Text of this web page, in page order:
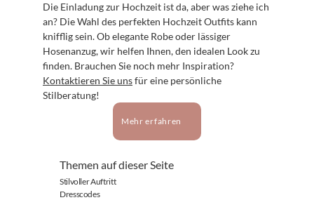
Die Einladung zur Hochzeit ist da, aber was ziehe ich
an? Die Wahl des perfekten Hochzeit Outfits kann
knifflig sein. Ob elegante Robe oder lässiger
Hosenanzug, wir helfen Ihnen, den idealen Look zu
Kontaktieren Sie uns für eine persönliche
Stilberatung!
Mehr erfahren
Themen auf dieser Seite
Stilvoller Auftritt
Dresscodes